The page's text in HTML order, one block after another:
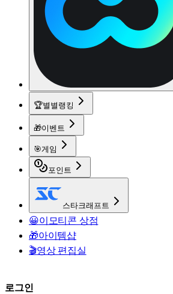
🏆별별랭킹
🎁이벤트
🎯게임
포인트
스타크래프트
😀이모티콘 상점
🎁아이템샵
🎬영상 편집실
로그인